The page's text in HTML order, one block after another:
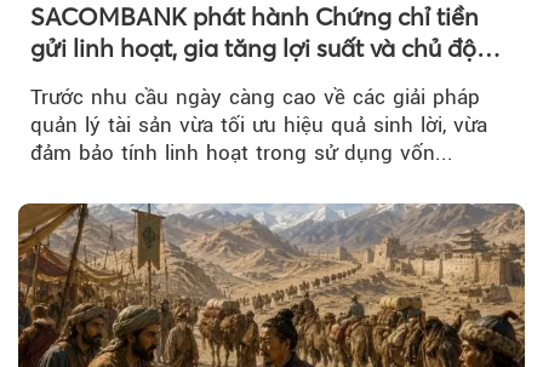
SACOMBANK phát hành Chứng chỉ tiền
gửi linh hoạt, gia tăng lợi suất và chủ động
nguồn vốn cho khách hàng
Trước nhu cầu ngày càng cao về các giải pháp
quản lý tài sản vừa tối ưu hiệu quả sinh lời, vừa
đảm bảo tính linh hoạt trong sử dụng vốn...